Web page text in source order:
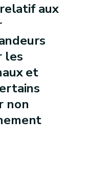
aux
les
et
non